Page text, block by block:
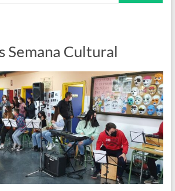
Semana Cultural